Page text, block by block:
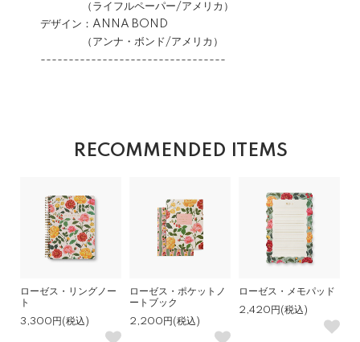
（ライフルペーパー/アメリカ）
デザイン：ANNA BOND
（アンナ・ボンド/アメリカ）
---------------------------------
RECOMMENDED ITEMS
ローゼス・リングノー
ト
3,300円(税込)
ローゼス・ポケットノ
ートブック
2,200円(税込)
ローゼス・メモパッド
2,420円(税込)